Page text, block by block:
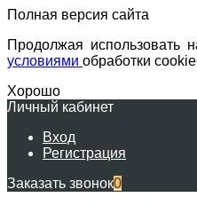
Полная версия сайта
Продолжая использовать
условиями обработки
Хорошо
Личный кабинет
Вход
Регистрация
Заказать звонок0